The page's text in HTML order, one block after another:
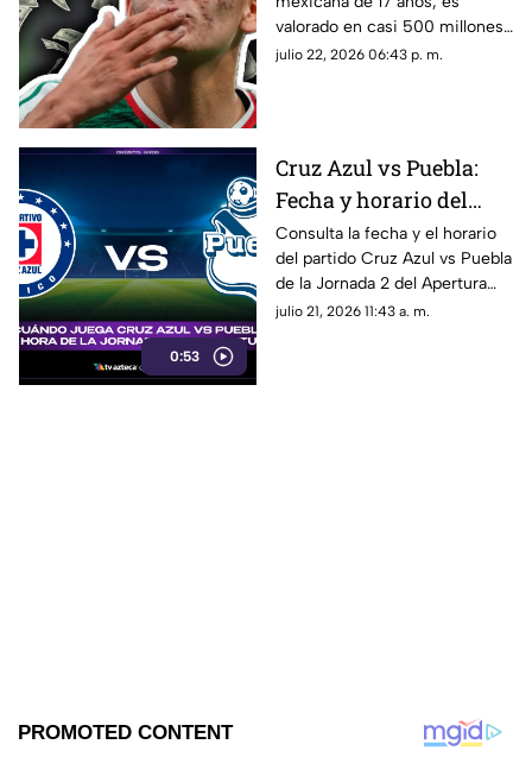
valorado en casi 500
millones tras la Copa
Mundial de la FIFA
valorado en casi 500 millones
tras la Copa Mundial de la FIFA
julio 22, 2026 06:43 p. m.
0:53
Cruz Azul vs Puebla:
Fecha y horario del
partido de la Jornada 2
del Apertura 2026 de la
Liga MX
Consulta la fecha y el horario
del partido Cruz Azul vs Puebla
de la Jornada 2 del Apertura
2026 de la Liga MX.
julio 21, 2026 11:43 a. m.